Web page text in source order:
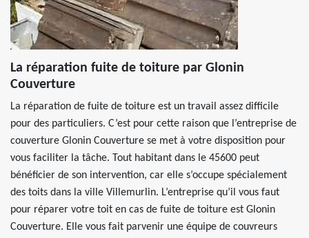
La réparation fuite de toiture par Glonin
Couverture
La réparation de fuite de toiture est un travail assez difficile
pour des particuliers. C’est pour cette raison que l’entreprise de
couverture Glonin Couverture se met à votre disposition pour
vous faciliter la tâche. Tout habitant dans le 45600 peut
bénéficier de son intervention, car elle s’occupe spécialement
des toits dans la ville Villemurlin. L’entreprise qu’il vous faut
pour réparer votre toit en cas de fuite de toiture est Glonin
Couverture. Elle vous fait parvenir une équipe de couvreurs